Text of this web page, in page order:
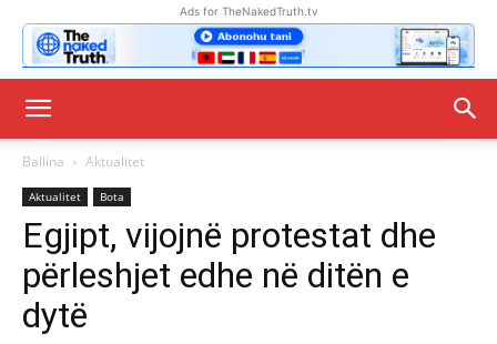
Ads for TheNakedTruth.tv
Ballina Aktualitet
Aktualitet Bota
Egjipt, vijojnë protestat dhe
përleshjet edhe në ditën e
dytë